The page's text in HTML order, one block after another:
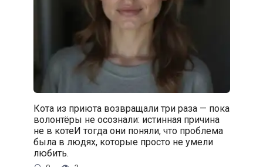
Кота из приюта возвращали три раза — пока
волонтёры не осознали: истинная причина
не в котеИ тогда они поняли, что проблема
была в людях, которые просто не умели
любить.